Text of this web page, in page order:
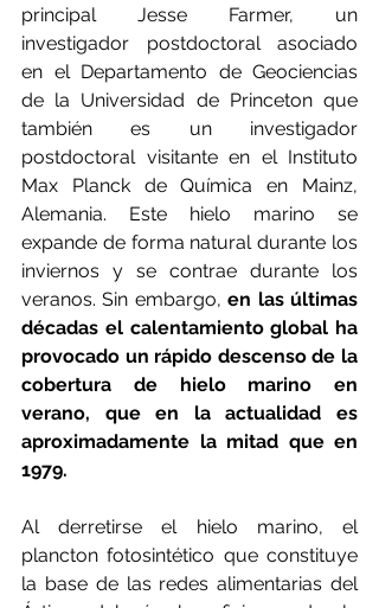
principal Jesse Farmer, un
investigador postdoctoral asociado
en el Departamento de Geociencias
de la Universidad de Princeton que
también es un investigador
postdoctoral visitante en el Instituto
Max Planck de Química en Mainz,
Alemania. Este hielo marino se
expande de forma natural durante los
inviernos y se contrae durante los
veranos. Sin embargo, en las últimas
décadas el calentamiento global ha
provocado un rápido descenso de la
cobertura de hielo marino en
verano, que en la actualidad es
aproximadamente la mitad que en
1979.
Al derretirse el hielo marino, el
plancton fotosintético que constituye
la base de las redes alimentarias del